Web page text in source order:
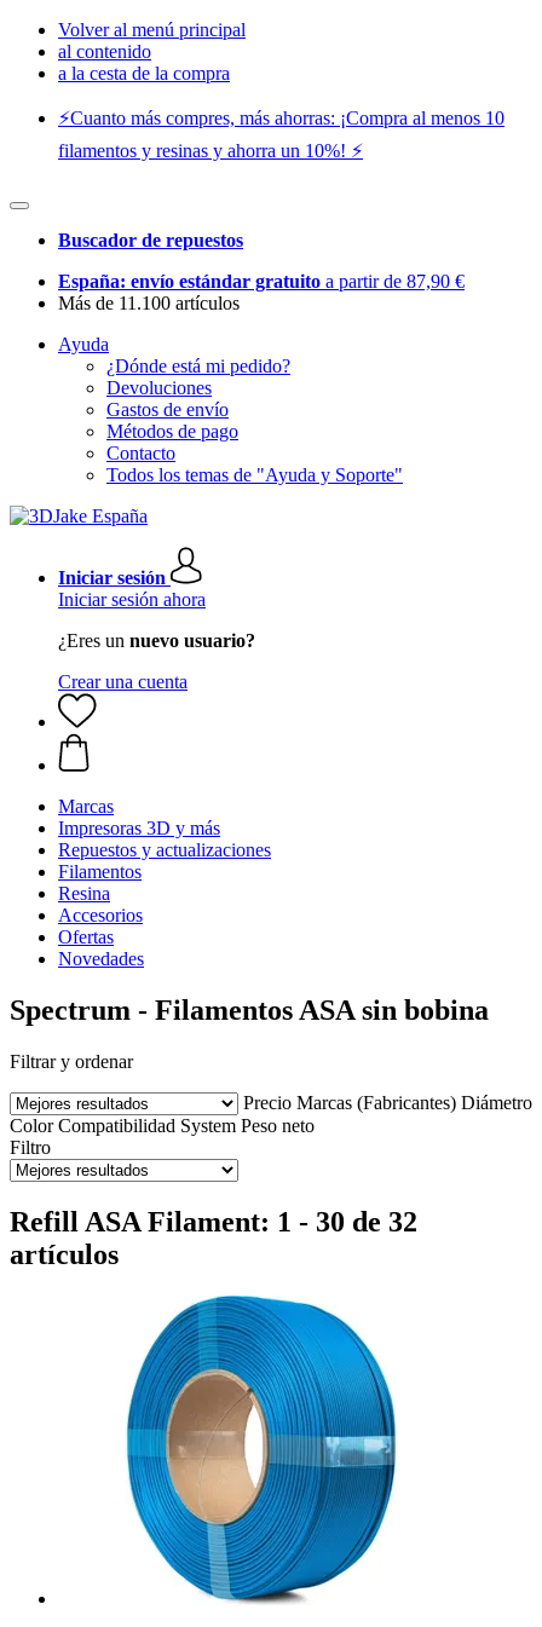
Volver al menú principal
al contenido
a la cesta de la compra
⚡️Cuanto más compres, más ahorras: ¡Compra al menos 10
filamentos y resinas y ahorra un 10%! ⚡️
Buscador de repuestos
España: envío estándar gratuito a partir de 87,90 €
Más de 11.100 artículos
Ayuda
¿Dónde está mi pedido?
Devoluciones
Gastos de envío
Métodos de pago
Contacto
Todos los temas de "Ayuda y Soporte"
Iniciar sesión
Iniciar sesión ahora
¿Eres un nuevo usuario?
Crear una cuenta
Marcas
Impresoras 3D y más
Repuestos y actualizaciones
Filamentos
Resina
Accesorios
Ofertas
Novedades
Spectrum - Filamentos ASA sin bobina
Filtrar y ordenar
Precio Marcas (Fabricantes) Diámetro
Color Compatibilidad System Peso neto
Filtro
Refill ASA Filament: 1 - 30 de 32
artículos